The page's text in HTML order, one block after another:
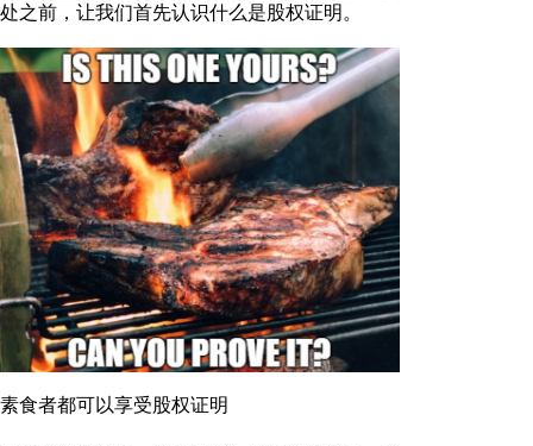
处之前，让我们首先认识什么是股权证明。
素食者都可以享受股权证明